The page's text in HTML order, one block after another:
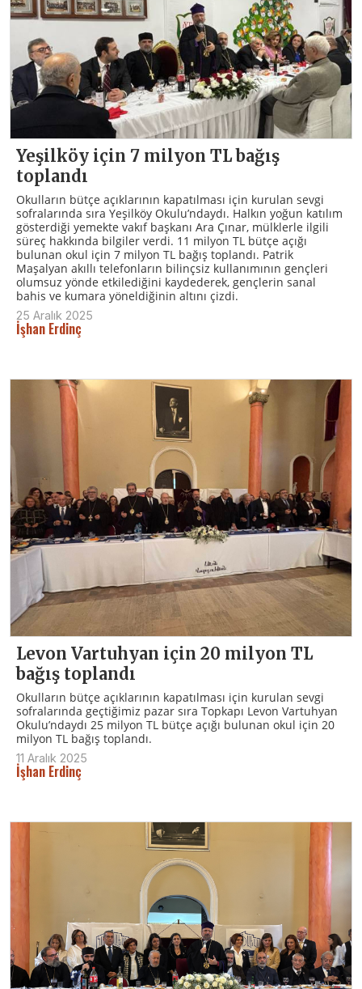
Yeşilköy için 7 milyon TL bağış
toplandı
Okulların bütçe açıklarının kapatılması için kurulan sevgi
sofralarında sıra Yeşilköy Okulu’ndaydı. Halkın yoğun katılım
gösterdiği yemekte vakıf başkanı Ara Çınar, mülklerle ilgili
süreç hakkında bilgiler verdi. 11 milyon TL bütçe açığı
bulunan okul için 7 milyon TL bağış toplandı. Patrik
Maşalyan akıllı telefonların bilinçsiz kullanımının gençleri
olumsuz yönde etkilediğini kaydederek, gençlerin sanal
bahis ve kumara yöneldiğinin altını çizdi.
25 Aralık 2025
İşhan Erdinç
Levon Vartuhyan için 20 milyon TL
bağış toplandı
Okulların bütçe açıklarının kapatılması için kurulan sevgi
sofralarında geçtiğimiz pazar sıra Topkapı Levon Vartuhyan
Okulu’ndaydı 25 milyon TL bütçe açığı bulunan okul için 20
milyon TL bağış toplandı.
11 Aralık 2025
İşhan Erdinç